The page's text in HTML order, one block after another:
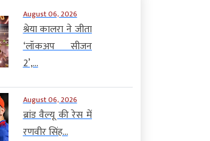
August 06, 2026
श्रेया कालरा ने जीता
‘लॉकअप सीजन
2’,...
August 06, 2026
ब्रांड वैल्यू की रेस में
रणवीर सिंह...